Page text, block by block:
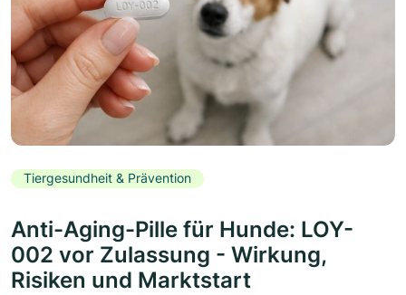
Tiergesundheit & Prävention
Anti-Aging-Pille für Hunde: LOY-
002 vor Zulassung - Wirkung,
Risiken und Marktstart